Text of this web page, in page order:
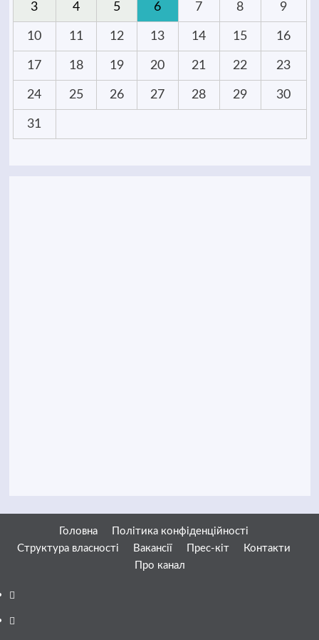
3 4 5 6 7 8 9
10 11 12 13 14 15 16
17 18 19 20 21 22 23
24 25 26 27 28 29 30
31
Головна
Політика конфіденційності
Структура власності
Вакансії Прес-кіт
Контакти
Про канал
Facebook
YouTube